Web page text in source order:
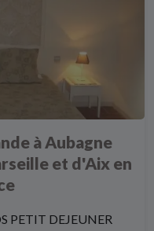
à Aubagne
et d'Aix en
PETIT DEJEUNER